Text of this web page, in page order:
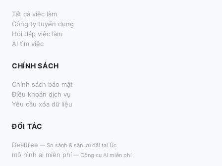
Tất cả việc làm
Công ty tuyển dụng
Hỏi đáp việc làm
AI tìm việc
CHÍNH SÁCH
Chính sách bảo mật
Điều khoản dịch vụ
Yêu cầu xóa dữ liệu
ĐỐI TÁC
Dealtree — So sánh & săn ưu đãi tại Úc
mô hình ai miễn phí — Công cụ AI miễn phí